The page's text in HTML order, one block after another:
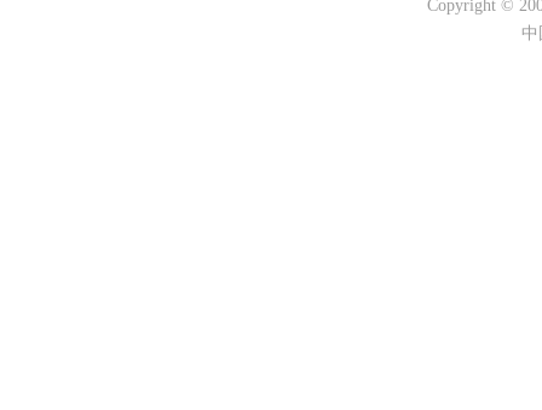
Copyright ©